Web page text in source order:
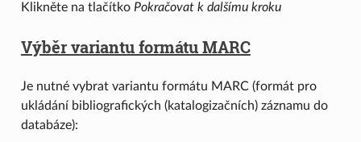
Klikněte na tlačítko Pokračovat k dalšímu kroku
Výběr variantu formátu MARC
Je nutné vybrat variantu formátu MARC (formát pro
ukládání bibliografických (katalogizačních) záznamu do
databáze):